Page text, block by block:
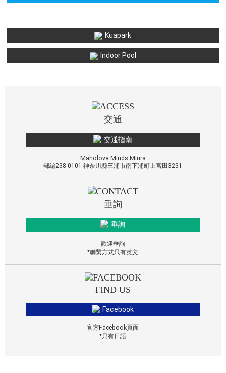
Kuapark
Indoor Pool
交通
交通指南
Maholova Minds Miura
郵編238-0101 神奈川縣三浦市南下浦町上宮田3231
垂詢
垂詢
歡迎垂詢
*聯繫方式只有英文
FIND US
Facebook
官方Facebook頁面
*只有日語